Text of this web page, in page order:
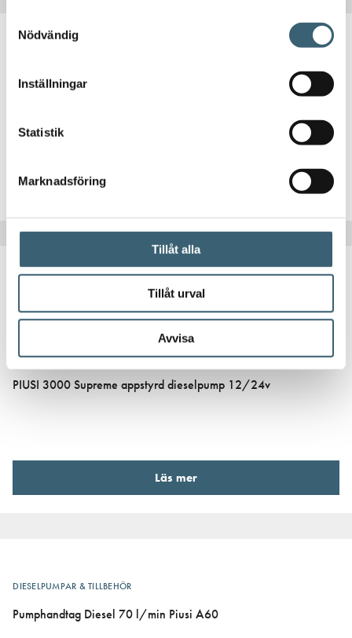
Nödvändig
Inställningar
Statistik
Marknadsföring
Tillåt alla
Tillåt urval
Avvisa
Dieselfilter Bensinfilter 70 l/min
500kr
DIESELPUMPAR
PIUSI 3000 Supreme appstyrd dieselpump 12/24v
Läs mer
DIESELPUMPAR & TILLBEHÖR
Pumphandtag Diesel 70 l/min Piusi A60